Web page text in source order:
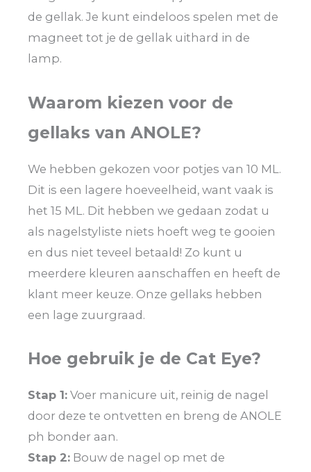
de gellak. Je kunt eindeloos spelen met de
magneet tot je de gellak uithard in de
lamp.
Waarom kiezen voor de
gellaks van ANOLE?
We hebben gekozen voor potjes van 10 ML.
Dit is een lagere hoeveelheid, want vaak is
het 15 ML. Dit hebben we gedaan zodat u
als nagelstyliste niets hoeft weg te gooien
en dus niet teveel betaald! Zo kunt u
meerdere kleuren aanschaffen en heeft de
klant meer keuze. Onze gellaks hebben
een lage zuurgraad.
Hoe gebruik je de Cat Eye?
Stap 1: Voer manicure uit, reinig de nagel
door deze te ontvetten en breng de ANOLE
ph bonder aan.
Stap 2: Bouw de nagel op met de